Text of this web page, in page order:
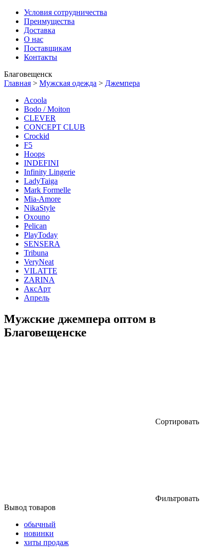
Условия сотрудничества
Преимущества
Доставка
О нас
Поставщикам
Контакты
Благовещенск
Главная > Мужская одежда > Джемпера
Acoola
Bodo / Moiton
CLEVER
CONCEPT CLUB
Crockid
F5
Hoops
INDEFINI
Infinity Lingerie
LadyTaiga
Mark Formelle
Mia-Amore
NikaStyle
Oxouno
Pelican
PlayToday
SENSERA
Tribuna
VeryNeat
VILATTE
ZARINA
АксАрт
Апрель
Мужские джемпера оптом в
Благовещенске
Сортировать
Фильтровать
Вывод товаров
обычный
новинки
хиты продаж